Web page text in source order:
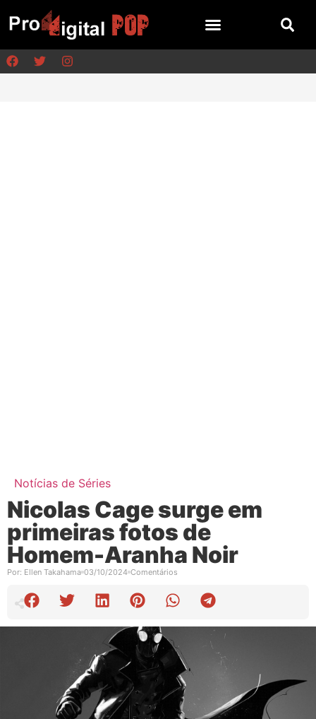
Notícias de Séries
Nicolas Cage surge em
primeiras fotos de
Homem-Aranha Noir
Por: Ellen Takahama 03/10/2024 Comentários